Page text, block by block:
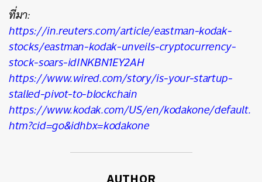
ที่มา:
https://in.reuters.com/article/eastman-kodak-
stocks/eastman-kodak-unveils-cryptocurrency-
stock-soars-idINKBN1EY2AH
https://www.wired.com/story/is-your-startup-
stalled-pivot-to-blockchain
https://www.kodak.com/US/en/kodakone/default.
htm?cid=go&idhbx=kodakone